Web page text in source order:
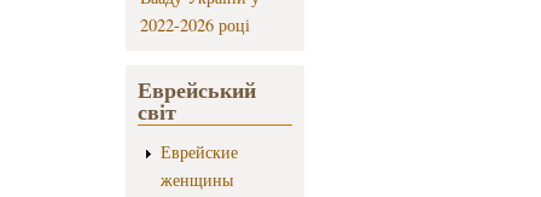
2022-2026 році
Еврейський
світ
Еврейские
женщины